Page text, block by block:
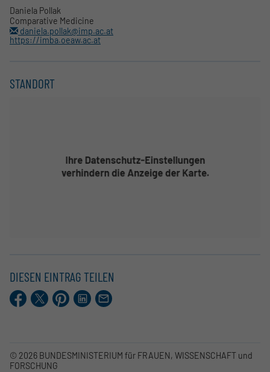
Daniela Pollak
Comparative Medicine
daniela.pollak@imp.ac.at
https://imba.oeaw.ac.at
STANDORT
DIESEN EINTRAG TEILEN
Facebook
X.comPinterestLinkedIn
E-
Mail
© 2026 BUNDESMINISTERIUM für FRAUEN, WISSENSCHAFT und
FORSCHUNG